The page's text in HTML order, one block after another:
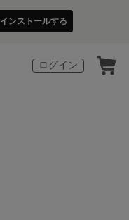
インストールする
ログイン